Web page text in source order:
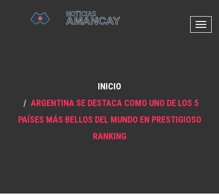
N
ó
INICIO
ARGENTINA SE DESTACA COMO UNO DE LOS 5
PAÍSES MÁS BELLOS DEL MUNDO EN PRESTIGIOSO
RANKING